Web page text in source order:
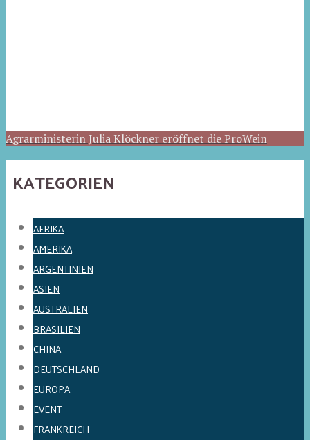
Agrarministerin Julia Klöckner eröffnet die ProWein
KATEGORIEN
AFRIKA
AMERIKA
ARGENTINIEN
ASIEN
AUSTRALIEN
BRASILIEN
CHINA
DEUTSCHLAND
EUROPA
EVENT
FRANKREICH